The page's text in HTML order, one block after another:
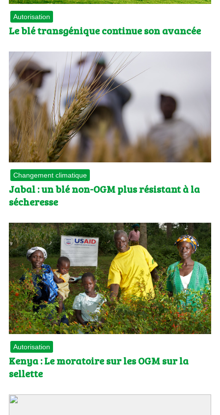
Autorisation
Le blé transgénique continue son avancée
Changement climatique
Jabal : un blé non-OGM plus résistant à la
sécheresse
Autorisation
Kenya : Le moratoire sur les OGM sur la
sellette